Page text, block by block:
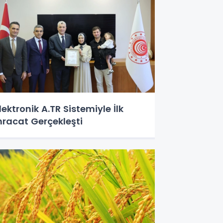
A.TR Sistemiyle İlk
Gerçekleşti